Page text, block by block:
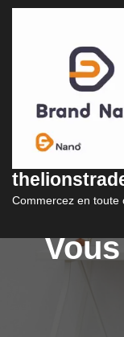
content
Commercez en toute
Style